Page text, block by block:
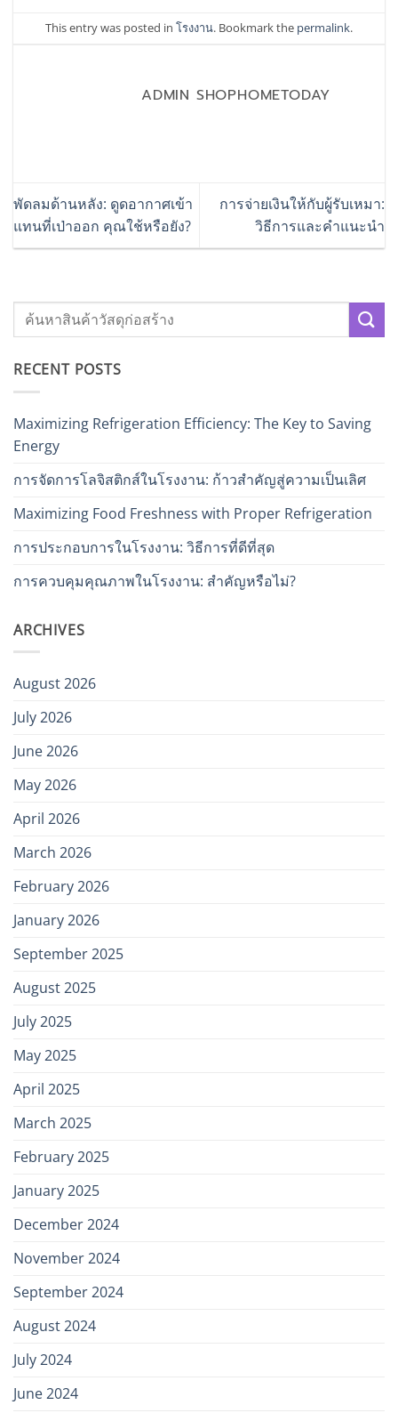
This entry was posted in โรงงาน. Bookmark the permalink.
ADMIN SHOPHOMETODAY
พัดลมด้านหลัง: ดูดอากาศเข้า
แทนที่เป่าออก คุณใช้หรือยัง?
การจ่ายเงินให้กับผู้รับเหมา:
วิธีการและคำแนะนำ
RECENT POSTS
Maximizing Refrigeration Efficiency: The Key to Saving
Energy
การจัดการโลจิสติกส์ในโรงงาน: ก้าวสำคัญสู่ความเป็นเลิศ
Maximizing Food Freshness with Proper Refrigeration
การประกอบการในโรงงาน: วิธีการที่ดีที่สุด
การควบคุมคุณภาพในโรงงาน: สำคัญหรือไม่?
ARCHIVES
August 2026
July 2026
June 2026
May 2026
April 2026
March 2026
February 2026
January 2026
September 2025
August 2025
July 2025
May 2025
April 2025
March 2025
February 2025
January 2025
December 2024
November 2024
September 2024
August 2024
July 2024
June 2024